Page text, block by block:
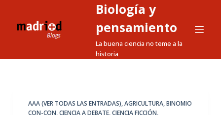
a
Biología y
pensamiento
La buena ciencia no teme a la
historia
AAA (VER TODAS LAS ENTRADAS),AGRICULTURA,BINOMIO
CON-CON,CIENCIA A DEBATE,CIENCIA FICCIÓN,